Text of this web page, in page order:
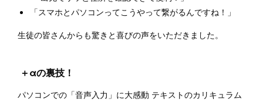
「スマホとパソコンってこうやって繋がるんですね！」
生徒の皆さんからも驚きと喜びの声をいただきました。
＋αの裏技！
パソコンでの「音声入力」に大感動 テキストのカリキュラム